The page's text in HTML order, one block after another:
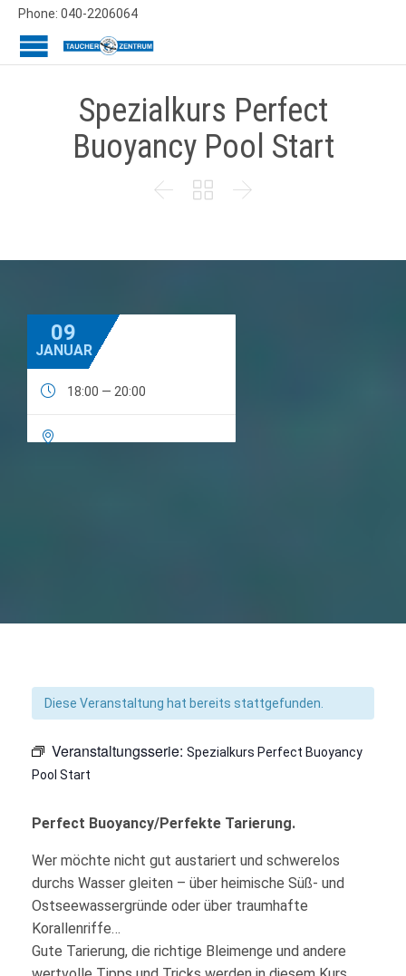
Phone: 040-2206064
Spezialkurs Perfect
Buoyancy Pool Start
  
09
JANUAR
 18:00 — 20:00

Diese Veranstaltung hat bereits stattgefunden.
Veranstaltungsserie: Spezialkurs Perfect Buoyancy
Pool Start
Perfect Buoyancy/Perfekte Tarierung.
Wer möchte nicht gut austariert und schwerelos
durchs Wasser gleiten – über heimische Süß- und
Ostseewassergründe oder über traumhafte
Korallenriffe…
Gute Tarierung, die richtige Bleimenge und andere